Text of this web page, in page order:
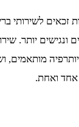
זכאים לשירותי
ונגישים יותר.
מותאמים,
אחד ואחת.